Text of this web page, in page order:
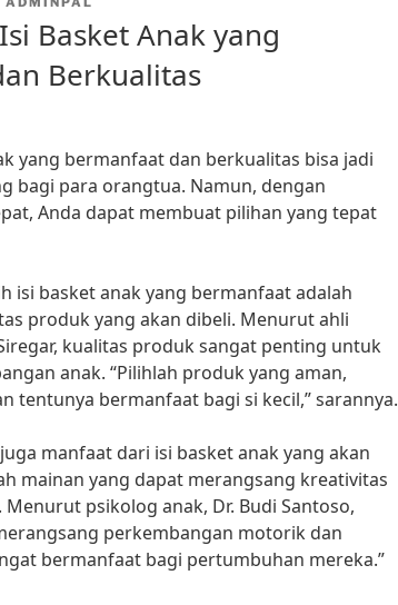
Basket Anak yang
Berkualitas
yang bermanfaat dan berkualitas bisa jadi
bagi para orangtua. Namun, dengan
Anda dapat membuat pilihan yang tepat
isi basket anak yang bermanfaat adalah
produk yang akan dibeli. Menurut ahli
kualitas produk sangat penting untuk
anak. “Pilihlah produk yang aman,
tentunya bermanfaat bagi si kecil,” sarannya.
manfaat dari isi basket anak yang akan
mainan yang dapat merangsang kreativitas
psikolog anak, Dr. Budi Santoso,
perkembangan motorik dan
bermanfaat bagi pertumbuhan mereka.”